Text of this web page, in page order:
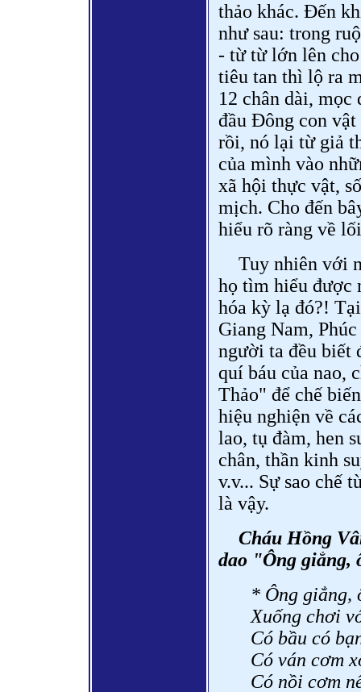
thảo khác. Đến
như sau: trong
- từ từ lớn lên
tiêu tan thì lộ ra
12 chân dài,
đầu Đông con vật
rồi, nó lại từ giả
của mình vào
xã hội thực vật,
mịch. Cho đến
hiểu rõ ràng về
Tuy nhiên với
họ tìm hiểu được
hóa kỳ lạ đó?!
Giang Nam,
người ta đều biết
quí báu của nao,
Thảo" để chế
hiệu nghiện về
lao, tụ đàm, hen
chân, thần kinh
v.v... Sự sao chế
là vậy.
Cháu Hồng
dao "Ông giẳng,
* Ông giẳng,
Xuống chơi
Có bầu có
Có ván cơm
Có nồi cơm